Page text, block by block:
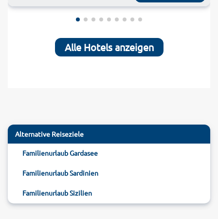
Alle Hotels anzeigen
Alternative Reiseziele
Familienurlaub Gardasee
Familienurlaub Sardinien
Familienurlaub Sizilien